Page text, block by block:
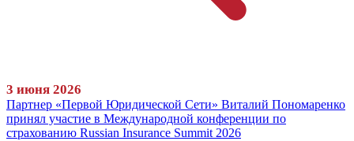
3 июня 2026
Партнер «Первой Юридической Сети» Виталий Пономаренко
принял участие в Международной конференции по
страхованию Russian Insurance Summit 2026